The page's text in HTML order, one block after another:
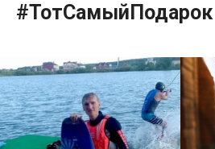
#ТотСамыйПодарок